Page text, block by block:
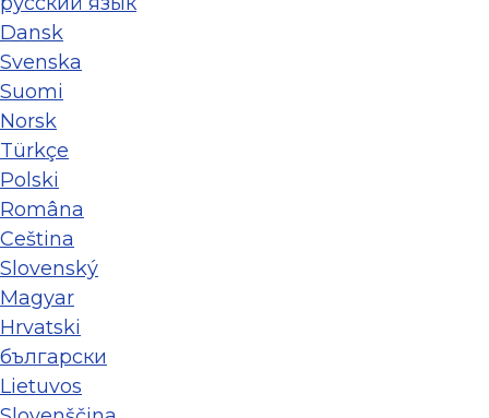
Dansk
Svenska
Suomi
Norsk
Türkçe
Polski
Româna
Ceština
Slovenský
Magyar
Hrvatski
български
Lietuvos